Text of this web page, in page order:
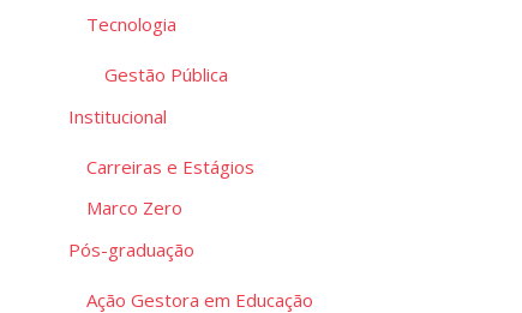
Tecnologia
Gestão Pública
Institucional
Carreiras e Estágios
Marco Zero
Pós-graduação
Ação Gestora em Educação